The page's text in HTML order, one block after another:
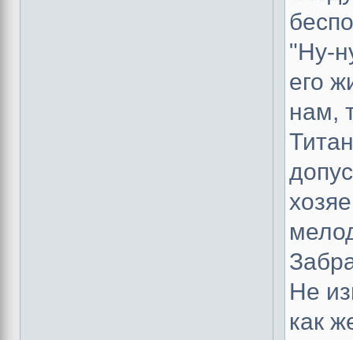
"Ну-
его
нам,
Не
как